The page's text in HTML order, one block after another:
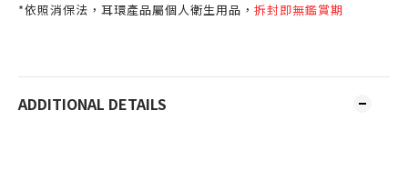
*依照消保法，耳環產品屬個人衛生用品， 拆封即無鑑賞期
ADDITIONAL DETAILS